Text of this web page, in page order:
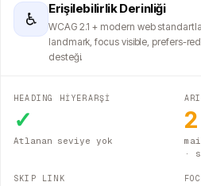
♿
Erişilebilirlik Derinliği
WCAG 2.1 + modern web
landmark, focus visible, prefers-
desteği.
HEADING HİYERARŞİ
✓
Atlanan seviye yok
2
·
SKIP LINK